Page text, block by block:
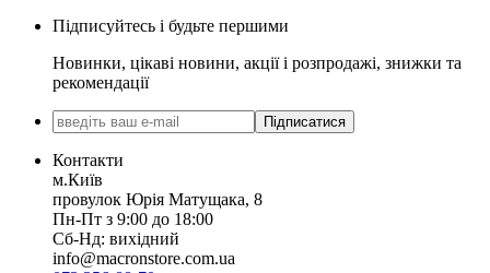
Підписуйтесь і будьте першими
Новинки, цікаві новини, акції і розпродажі, знижки та
рекомендації
Підписатися
Контакти
м.Київ
провулок Юрія Матущака, 8
Пн-Пт з 9:00 до 18:00
Сб-Нд: вихідний
info@macronstore.com.ua